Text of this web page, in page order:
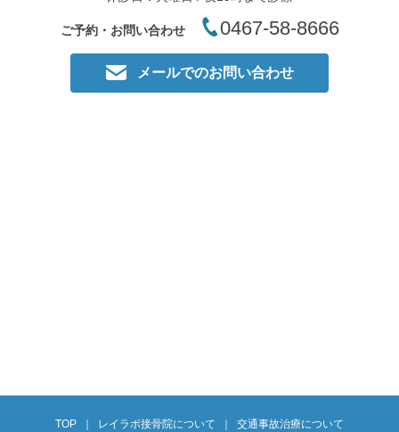
ご予約・お問い合わせ 0467-58-8666
メールでのお問い合わせ
TOP レイラボ接骨院について 交通事故治療について